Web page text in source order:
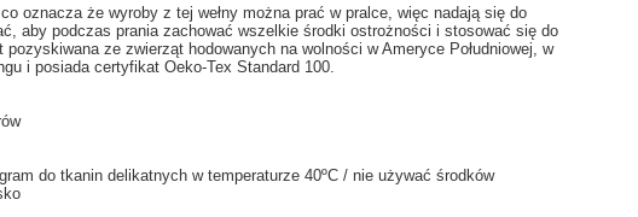
oznacza że wyroby z tej wełny można prać w pralce, więc nadają się do
aby podczas prania zachować wszelkie środki ostrożności i stosować się do
ze zwierząt hodowanych na wolności w Ameryce Południowej, w
i posiada certyfikat Oeko-Tex Standard 100.
do tkanin delikatnych w temperaturze 40ºC / nie używać środków